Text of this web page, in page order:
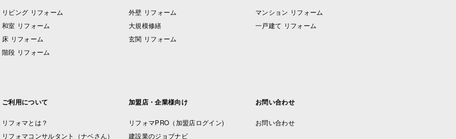
リビング リフォーム
和室 リフォーム
床 リフォーム
階段 リフォーム
外壁 リフォーム
大規模修繕
玄関 リフォーム
マンション リフォーム
一戸建て リフォーム
ご利用について
リフォマとは？
リフォマコンサルタント（ナベさん）
加盟店・企業様向け
リフォマPRO （加盟店ログイン)
建設業のジョブナビ
お問い合わせ
お問い合わせ